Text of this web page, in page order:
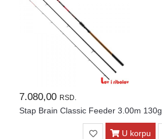
7.080,00 RSD.
Stap Brain Classic Feeder 3.00m 130g
U korpu